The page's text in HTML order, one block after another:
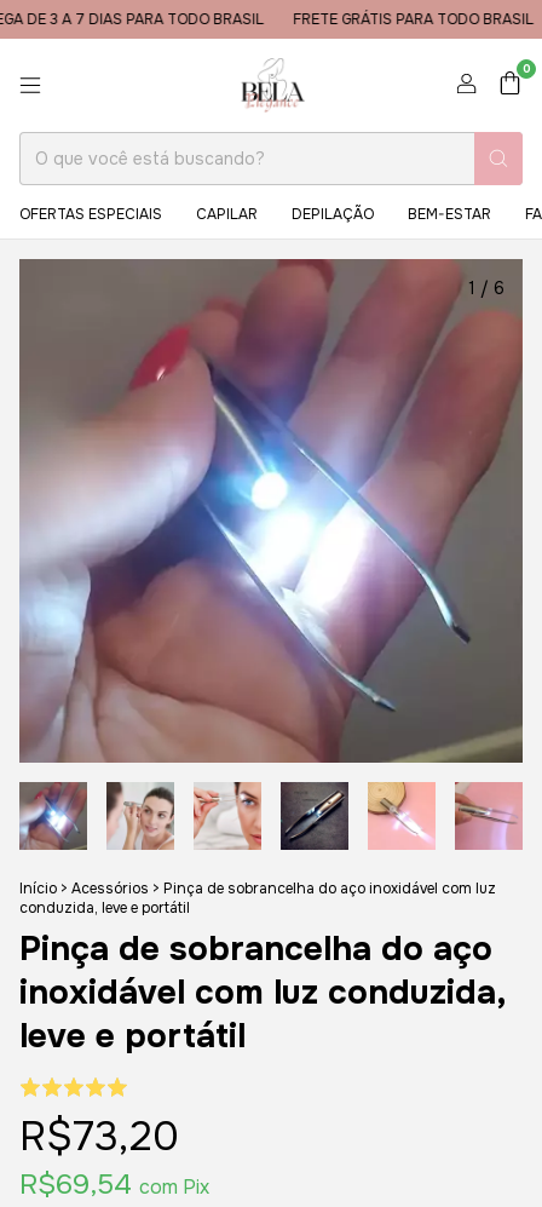
A 7 DIAS PARA TODO BRASIL FRETE GRÁTIS PARA TODO BRASIL
0
OFERTAS ESPECIAIS CAPILAR DEPILAÇÃO BEM-ESTAR
1 / 6
Início > Acessórios > Pinça de sobrancelha do aço inoxidável com luz
conduzida, leve e portátil
Pinça de sobrancelha do aço
inoxidável com luz conduzida,
leve e portátil
R$73,20
R$69,54 com Pix